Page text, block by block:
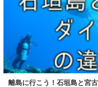
離島に行こう！石垣島と宮